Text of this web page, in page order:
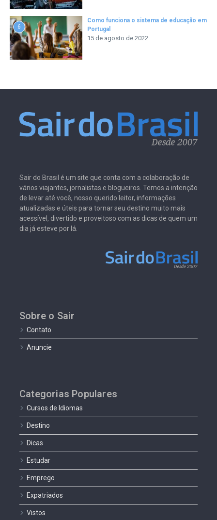
6
Como funciona o sistema de educação em
Portugal
15 de agosto de 2022
Sair do Brasil é um site que conta com a colaboração de
vários viajantes, jornalistas e blogueiros. Temos a intenção
de levar até você, nosso querido leitor, informações
atualizadas e úteis para tornar seu destino muito mais
acessível, divertido e proveitoso com as dicas de quem um
dia já esteve por lá.
Sobre o Sair
Contato
Anuncie
Categorias Populares
Cursos de Idiomas
Destino
Dicas
Estudar
Emprego
Expatriados
Vistos